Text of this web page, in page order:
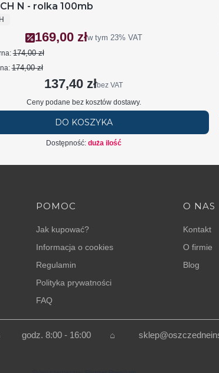
N - rolka 100mb
Cena promocyjna brutto
169,00 złw tym 23% VAT
174,00 zł
174,00 zł
Cena netto
137,40 złbez VAT
Ceny podane bez kosztów dostawy.
DO KOSZYKA
Dostępność: duża ilość
POMOC
Jak kupować?
Informacja o cookies
Regulamin
Polityka prywatności
FAQ
O NAS
Kontakt
O firmie
Blog
godz. 8:00 - 16:00 ⌂